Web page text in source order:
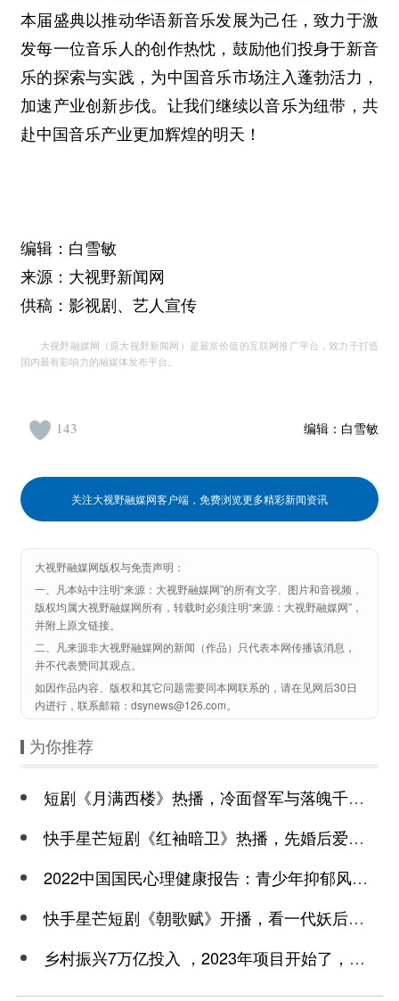
本届盛典以推动华语新音乐发展为己任，致力于激
发每一位音乐人的创作热忱，鼓励他们投身于新音
乐的探索与实践，为中国音乐市场注入蓬勃活力，
加速产业创新步伐。让我们继续以音乐为纽带，共
赴中国音乐产业更加辉煌的明天！
编辑：白雪敏
来源：大视野新闻网
供稿：影视剧、艺人宣传
大视野融媒网（原大视野新闻网）是最富价值的互联网推广平台，致力于打造
国内最有影响力的融媒体发布平台。
编辑： 白雪敏
143
关注大视野融媒网客户端，免费浏览更多精彩新闻资讯
大视野融媒网版权与免责声明：
一、凡本站中注明“来源：大视野融媒网”的所有文字、图片和音视频，
版权均属大视野融媒网所有，转载时必须注明“来源：大视野融媒网”，
并附上原文链接。
二、凡来源非大视野融媒网的新闻（作品）只代表本网传播该消息，
并不代表赞同其观点。
如因作品内容、版权和其它问题需要同本网联系的，请在见网后30日
内进行，联系邮箱：dsynews@126.com。
为你推荐
短剧《月满西楼》热播，冷面督军与落魄千金谱写民国传奇
快手星芒短剧《红袖暗卫》热播，先婚后爱诠释别样浪漫
2022中国国民心理健康报告：青少年抑郁风险高于成年
快手星芒短剧《朝歌赋》开播，看一代妖后与心机皇上极限拉扯
乡村振兴7万亿投入 ，2023年项目开始了，总有一个适合你